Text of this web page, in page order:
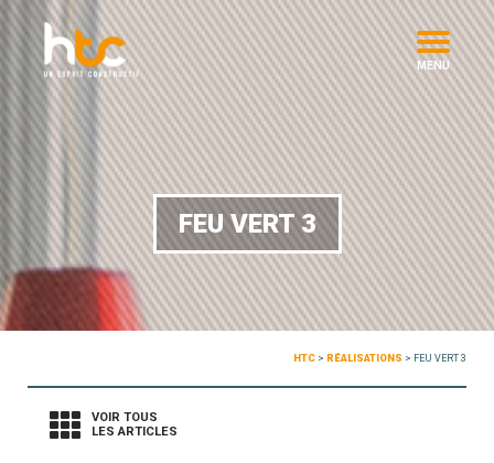
MENU
FEU VERT 3
HTC > RÉALISATIONS > FEU VERT 3
VOIR TOUS
LES ARTICLES